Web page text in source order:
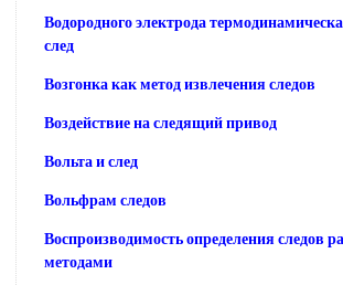
Водородного электрода
след
Возгонка как метод извлечения следов
Воздействие на следящий привод
Вольта и след
Вольфрам следов
Воспроизводимость определения следов
методами